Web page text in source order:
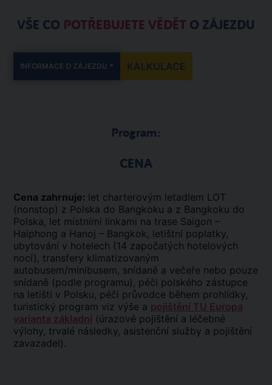
VŠE CO POTŘEBUJETE VĚDĚT O ZÁJEZDU
INFORMACE O ZÁJEZDU KALKULACE
Program:
CENA
Cena zahrnuje: let charterovým letadlem LOT
(nonstop) z Polska do Bangkoku a z Bangkoku do
Polska, let místními linkami na trase Saigon –
Haiphong a Hanoj – Bangkok, letištní poplatky,
ubytování v hotelech (14 započatých hotelových
nocí), transfery klimatizovaným
autobusem/minibusem, snídaně a večeře nebo pouze
snídaně (podle programu), péči polského zástupce
na letišti v Polsku, péči průvodce během prohlídky,
turistický program viz výše a pojištění TU Europa
varianta základní (úrazové pojištění a léčebné
výlohy, trvalé následky, asistenční služby a pojištění
zavazadel).